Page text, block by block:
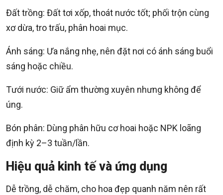
Đất trồng: Đất tơi xốp, thoát nước tốt; phối trộn cùng
xơ dừa, tro trấu, phân hoai mục.
Ánh sáng: Ưa nắng nhẹ, nên đặt nơi có ánh sáng buổi
sáng hoặc chiều.
Tưới nước: Giữ ẩm thường xuyên nhưng không để
úng.
Bón phân: Dùng phân hữu cơ hoai hoặc NPK loãng
định kỳ 2–3 tuần/lần.
Hiệu quả kinh tế và ứng dụng
Dễ trồng, dễ chăm, cho hoa đẹp quanh năm nên rất